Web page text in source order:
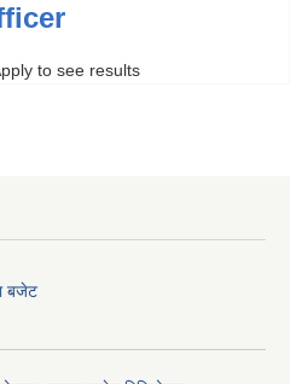
to see results
बजेट